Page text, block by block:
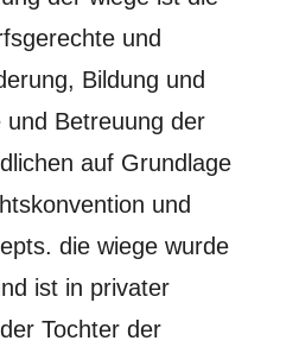
und
Bildung und
und Betreuung der
auf Grundlage
und
die wiege wurde
ist in privater
Tochter der